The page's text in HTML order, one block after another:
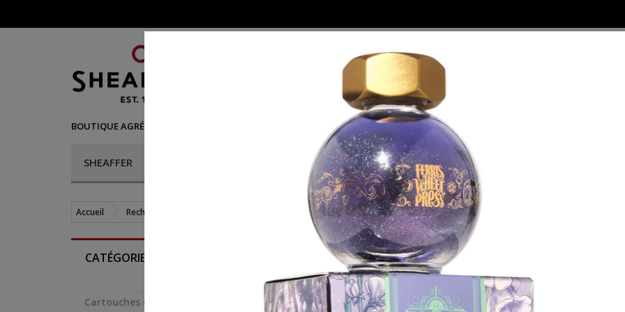
BOUTIQUE AGRÉÉE SHEAFFER - VENTE DE STYLOS SHEAFFER©, RECHARGES, ÉTUIS ET PARURES
SHEAFFER PIÈCES DÉTACHÉES
Accueil Recharges Encre 20ml "Prés au Clair de Lune" – Ferris Wheel Press®
CATÉGORIES
Cartouches d'encre
Encre 20ml